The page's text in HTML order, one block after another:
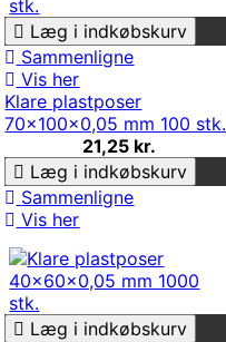
Læg i indkøbskurv
Sammenligne
Vis her
Klare plastposer
70x100x0,05 mm 100 stk.
21,25 kr.
Læg i indkøbskurv
Sammenligne
Vis her
Læg i indkøbskurv